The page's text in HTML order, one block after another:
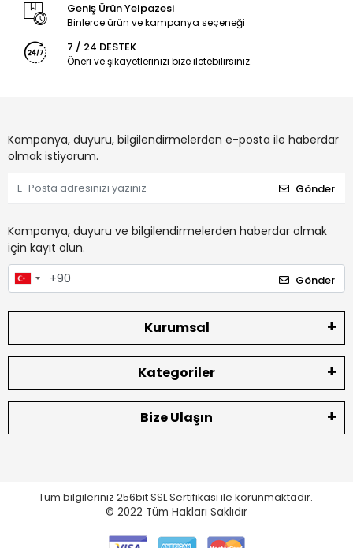
Geniş Ürün Yelpazesi
Binlerce ürün ve kampanya seçeneği
7 / 24 DESTEK
Öneri ve şikayetlerinizi bize iletebilirsiniz.
Kampanya, duyuru, bilgilendirmelerden e-posta ile haberdar
olmak istiyorum.
Gönder
Kampanya, duyuru ve bilgilendirmelerden haberdar olmak
için kayıt olun.
Gönder
Kurumsal
Kategoriler
Bize Ulaşın
Tüm bilgileriniz 256bit SSL Sertifikası ile korunmaktadır.
© 2022 Tüm Hakları Saklıdır